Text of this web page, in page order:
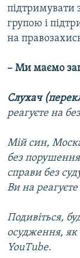
підтримувати
групою і
на
– Ми маємо
Слухач
реагуєте на
Мій син,
без
справи без
Ви на
Подивіться,
осудження, як
YouTube.